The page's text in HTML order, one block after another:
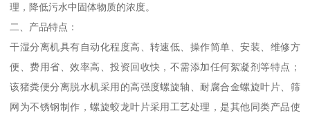
理，降低污水中固体物质的浓度。
二、产品特点：
干湿分离机具有自动化程度高、转速低、操作简单、安装、维修方
便、费用省、效率高、投资回收快，不需添加任何絮凝剂等特点；
该猪粪便分离脱水机采用的高强度螺旋轴、耐腐合金螺旋叶片、筛
网为不锈钢制作，螺旋蛟龙叶片采用工艺处理，是其他同类产品使